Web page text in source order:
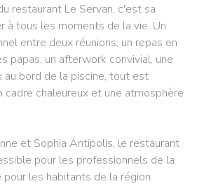
restaurant Le Servan, c'est sa
à tous les moments de la vie. Un
entre deux réunions, un repas en
papas, un afterwork convivial, une
au bord de la piscine, tout est
cadre chaleureux et une atmosphère
et Sophia Antipolis, le restaurant
pour les professionnels de la
les habitants de la région.